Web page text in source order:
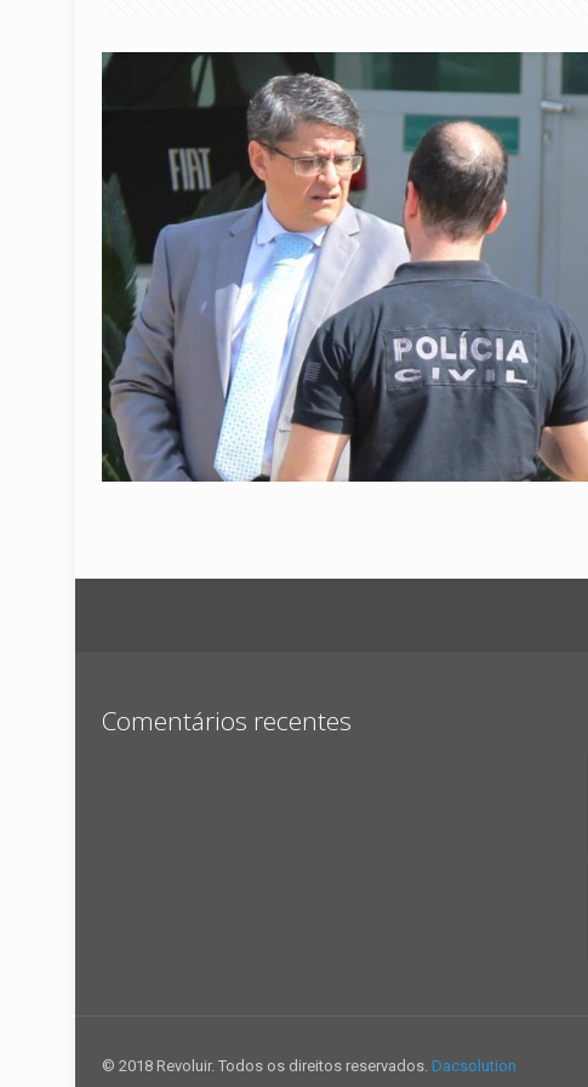
Comentários recentes
© 2018 Revoluir. Todos os direitos reservados. Dacsolution